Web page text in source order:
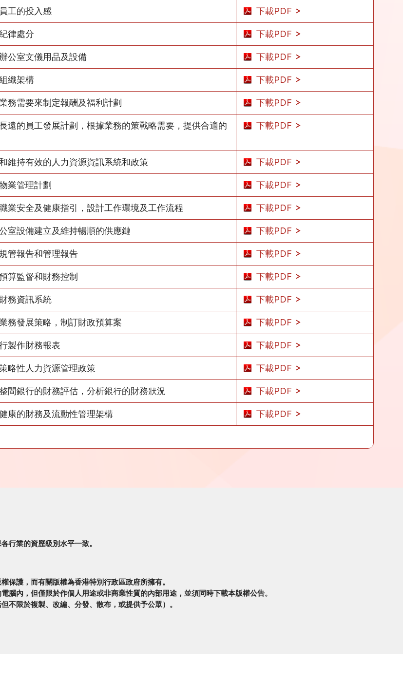
工的投入感 下載PDF
律處分 下載PDF
公室文儀用品及設備 下載PDF
織架構 下載PDF
務需要來制定報酬及福利計劃 下載PDF
遠的員工發展計劃，根據業務的策戰略需要，提供合適的
下載PDF
維持有效的人力資源資訊系統和政策 下載PDF
業管理計劃 下載PDF
業安全及健康指引，設計工作環境及工作流程 下載PDF
室設備建立及維持暢順的供應鏈 下載PDF
管報告和管理報告 下載PDF
算監督和財務控制 下載PDF
務資訊系統 下載PDF
務發展策略，制訂財政預算案 下載PDF
製作財務報表 下載PDF
略性人力資源管理政策 下載PDF
間銀行的財務評估，分析銀行的財務狀況 下載PDF
康的財務及流動性管理架構 下載PDF
行業的資歷級別水平一致。
保護，而有關版權為香港特別行政區政府所擁有。
腦內，但僅限於作個人用途或非商業性質的內部用途，並須同時下載本版權公告。
不限於複製、改編、分發、散布，或提供予公眾）。